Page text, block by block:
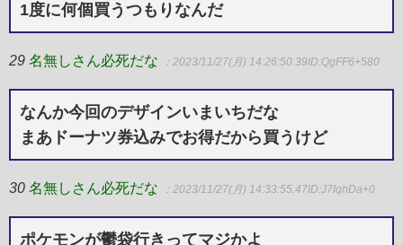
1度に何個買うつもりなんだ
29 名無しさん必死だな ：2023/11/27(月) 14:26:50.39ID:QgFF6+580
なんか今回のデザインいまいちだな
まあドーナツ券込みでお得だから買うけど
30 名無しさん必死だな ：2023/11/27(月) 14:33:55.47ID:J7IqhDa+0
ポケモンが鬱袋行きってマジかよ